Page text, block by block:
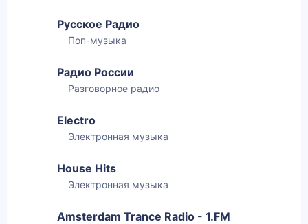
Русское Радио
Поп-музыка
Радио России
Разговорное радио
Electro
Электронная музыка
House Hits
Электронная музыка
Amsterdam Trance Radio - 1.FM